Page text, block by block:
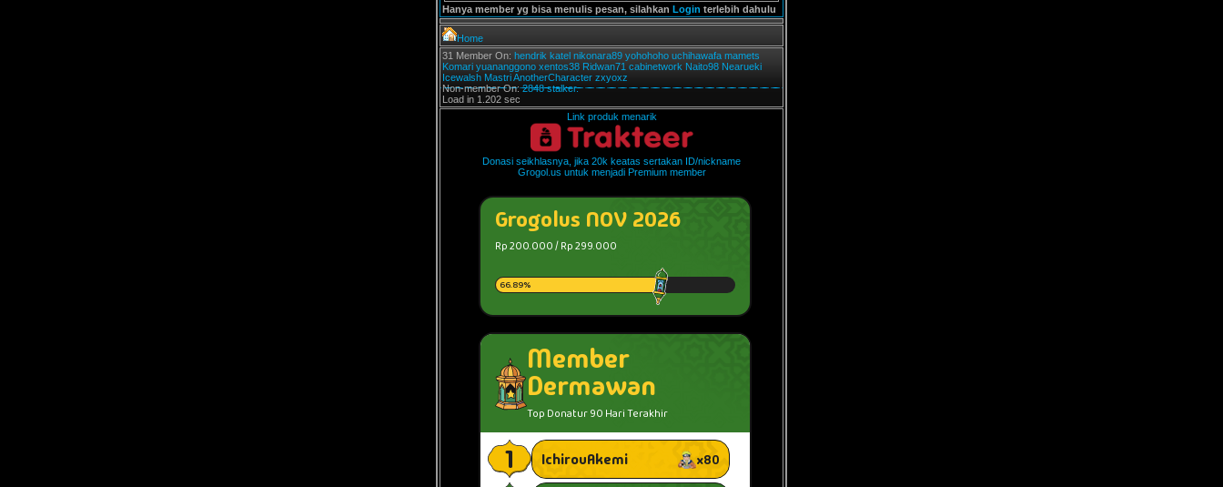
Hanya member yg bisa menulis pesan, silahkan Login terlebih dahulu
Home
31 Member On: hendrik katel nikonara89 yohohoho uchihawafa mamets
Komari yuananggono xentos38 Ridwan71 cabinetwork Naito98 Nearueki
Icewalsh MastriAnotherCharacter zxyoxz
Non-member On:2848 stalker.
Load in 1.202 sec
Link produk menarik
Donasi seikhlasnya, jika 20k keatas sertakan ID/nickname
Grogol.us untuk menjadi Premium member